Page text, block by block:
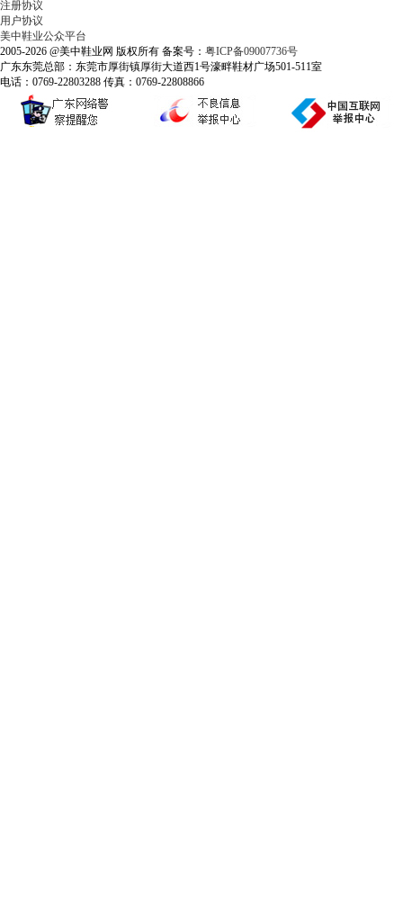
注册协议
用户协议
美中鞋业公众平台
2005-2026 @美中鞋业网 版权所有 备案号： 粤ICP备09007736号
广东东莞总部：东莞市厚街镇厚街大道西1号濠畔鞋材广场501-511室
电话：0769-22803288 传真：0769-22808866